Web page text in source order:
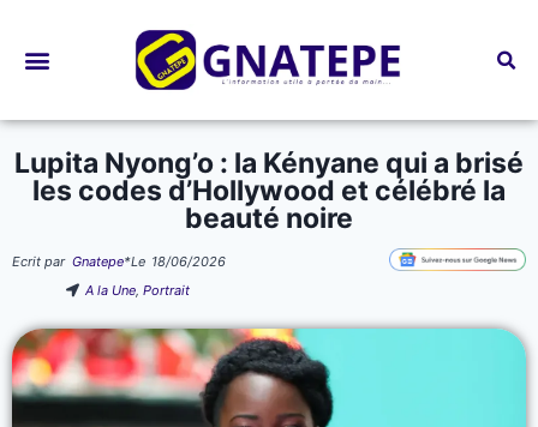
Lupita Nyong’o : la Kényane qui a brisé
les codes d’Hollywood et célébré la
beauté noire
Ecrit par Gnatepe*Le 18/06/2026
A la Une,Portrait